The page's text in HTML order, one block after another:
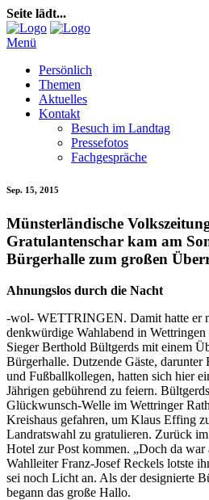
Seite lädt...
Menü
Persönlich
Themen
Aktuelles
Kontakt
Besuch im Landtag
Pressefotos
Fachgespräche
Sep. 15, 2015
Münsterländische
Gratulantenschar kam am
Bürgerhalle zum großen
Ahnungslos durch die Nacht
-wol- WETTRINGEN. Damit hatte er
denkwürdige Wahlabend in Wettringen
Sieger Berthold Bültgerds mit einem
Bürgerhalle. Dutzende Gäste, darunter
und Fußballkollegen, hatten sich hier
Jährigen gebührend zu feiern.
Glückwunsch-Welle im Wettringer
Kreishaus gefahren, um Klaus Effing
Landratswahl zu gratulieren. Zurück
Hotel zur Post kommen. „Doch da war
Wahlleiter Franz-Josef Reckels lotste
sei noch Licht an. Als der designierte
begann das große Hallo.